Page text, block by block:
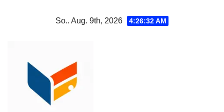
So.. Aug. 9th, 2026 4:26:32 AM